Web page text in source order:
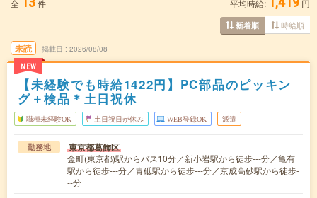
全 件 平均時給: 円
新着順 時給順
未読
NEW
掲載日 2026/08/08
【未経験でも時給1422円】PC部品のピッキン
グ＋検品＊土日祝休
職種未経験OK 土日祝日が休み WEB登録OK 派遣
勤務地 東京都葛飾区
金町(東京都)駅からバス10分／新小岩駅から徒歩---分／亀有
駅から徒歩---分／青砥駅から徒歩---分／京成高砂駅から徒歩-
--分